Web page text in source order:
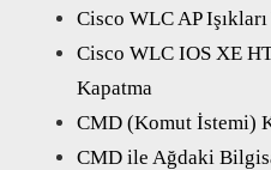
Cisco WLC AP Işıkları
Cisco WLC IOS XE
Kapatma
CMD (Komut İstemi)
CMD ile Ağdaki